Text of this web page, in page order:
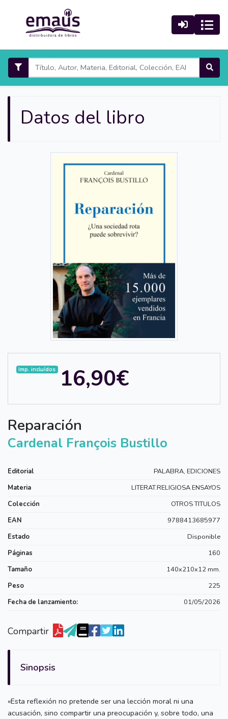
Datos del libro
Reparación
Cardenal François Bustillo
Editorial
PALABRA, EDICIONES
Materia
LITERAT.RELIGIOSA ENSAYOS
Colección
OTROS TITULOS
EAN
9788413685977
Estado
Disponible
Páginas
160
Tamaño
140x210x12 mm.
Peso
225
Fecha de lanzamiento:
01/05/2026
Compartir
Imp. incluídos 16,90€
Sinopsis
«Esta reflexión no pretende ser una lección moral ni una
acusación, sino compartir una preocupación y, sobre todo, una